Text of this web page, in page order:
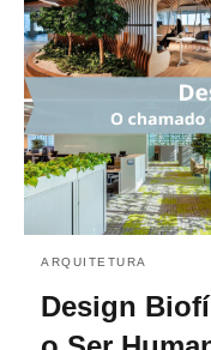
ARQUITETURA
Design